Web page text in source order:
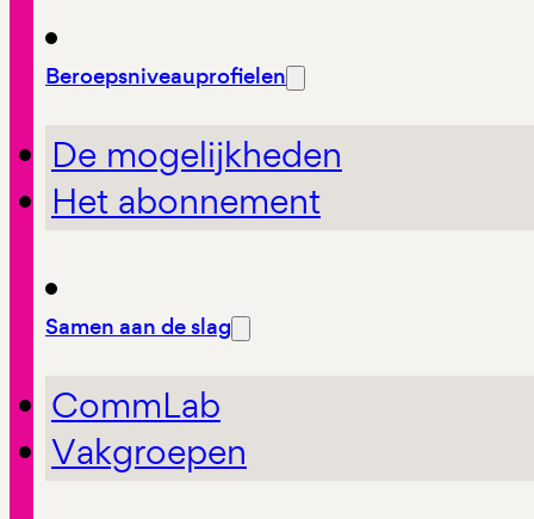
Beroepsniveauprofielen
De mogelijkheden
Het abonnement
Samen aan de slag
CommLab
Vakgroepen